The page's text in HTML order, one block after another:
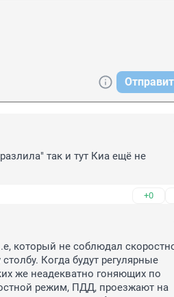
так и тут Киа ещё не
+0
который не соблюдал
Когда будут регулярные
же неадекватно гоняющих по
режим, ПДД, проезжают на